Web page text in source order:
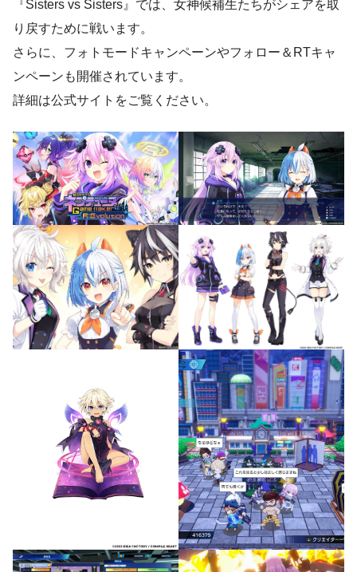
『Sisters vs Sisters』では、女神候補生たちがシェアを取
り戻すために戦います。
さらに、フォトモードキャンペーンやフォロー＆RTキャ
ンペーンも開催されています。
詳細は公式サイトをご覧ください。